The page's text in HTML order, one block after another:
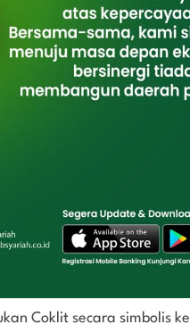
Coklit secara simbolis